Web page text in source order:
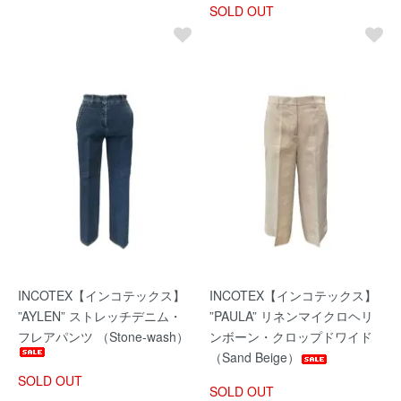
SOLD OUT
INCOTEX【インコテックス】
”AYLEN” ストレッチデニム・
フレアパンツ （Stone-wash）
SOLD OUT
INCOTEX【インコテックス】
”PAULA” リネンマイクロヘリ
ンボーン・クロップドワイド
（Sand Beige）
SOLD OUT